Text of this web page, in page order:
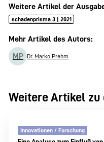
Weitere Artikel der
schadenprisma 3 | 2021
Mehr Artikel des Autors:
MP Dr. Marko Prehm
Weitere Artikel zu
Innovationen / Forschung